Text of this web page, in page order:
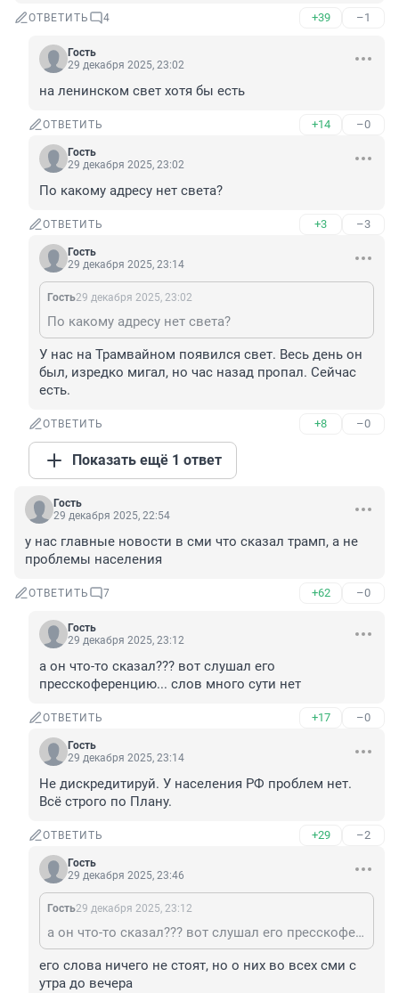
ОТВЕТИТЬ 4 +39 –1
Гость
29 декабря 2025, 23:02
на ленинском свет хотя бы есть
ОТВЕТИТЬ +14 –0
Гость
29 декабря 2025, 23:02
По какому адресу нет света?
ОТВЕТИТЬ +3 –3
Гость
29 декабря 2025, 23:14
Гость29 декабря 2025, 23:02
По какому адресу нет света?
У нас на Трамвайном появился свет. Весь день он
был, изредко мигал, но час назад пропал. Сейчас
есть.
ОТВЕТИТЬ +8 –0
Показать ещё 1 ответ
Гость
29 декабря 2025, 22:54
у нас главные новости в сми что сказал трамп, а не
проблемы населения
ОТВЕТИТЬ 7 +62 –0
Гость
29 декабря 2025, 23:12
а он что-то сказал??? вот слушал его
пресскоференцию... слов много сути нет
ОТВЕТИТЬ +17 –0
Гость
29 декабря 2025, 23:14
Не дискредитируй. У населения РФ проблем нет.
Всё строго по Плану.
ОТВЕТИТЬ +29 –2
Гость
29 декабря 2025, 23:46
Гость29 декабря 2025, 23:12
а он что-то сказал??? вот слушал его пресскоференцию... слов много сути нет
его слова ничего не стоят, но о них во всех сми с
утра до вечера